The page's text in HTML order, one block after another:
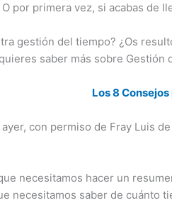
O por primera vez, si acabas de
gestión del tiempo? ¿Os
saber más sobre
Los 8
con permiso de Fray Luis
necesitamos hacer un
necesitamos saber de cuánto